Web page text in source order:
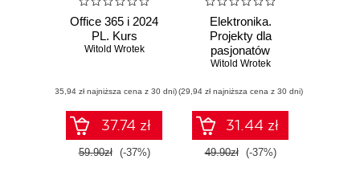
Office 365 i 2024
PL. Kurs
Witold Wrotek
(35,94 zł najniższa cena z 30 dni)
37.74 zł
59.90zł (-37%)
Elektronika.
Projekty dla
pasjonatów
Witold Wrotek
(29,94 zł najniższa cena z 30 dni)
31.44 zł
49.90zł (-37%)